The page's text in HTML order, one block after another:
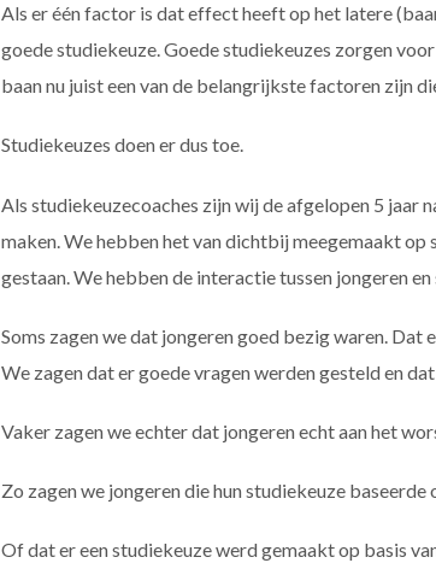
Als er één factor is dat effect heeft op het latere
goede studiekeuze. Goede studiekeuzes zorgen
baan nu juist een van de belangrijkste factoren zijn
Studiekeuzes doen er dus toe.
Als studiekeuzecoaches zijn wij de afgelopen 5 jaar
maken. We hebben het van dichtbij meegemaakt op
gestaan. We hebben de interactie tussen jongeren
Soms zagen we dat jongeren goed bezig waren. Dat
We zagen dat er goede vragen werden gesteld en
Vaker zagen we echter dat jongeren echt aan het
Zo zagen we jongeren die hun studiekeuze
Of dat er een studiekeuze werd gemaakt op basis